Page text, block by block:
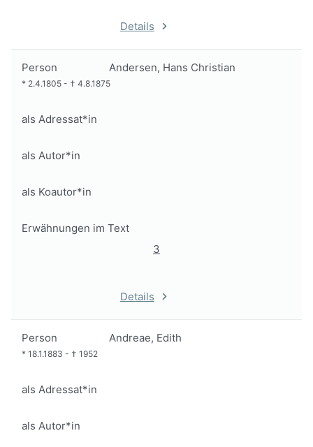
Details
Person Andersen, Hans Christian
* 2.4.1805 - † 4.8.1875
als Adressat*in
als Autor*in
als Koautor*in
Erwähnungen im Text
3
Details
Person Andreae, Edith
* 18.1.1883 - † 1952
als Adressat*in
als Autor*in